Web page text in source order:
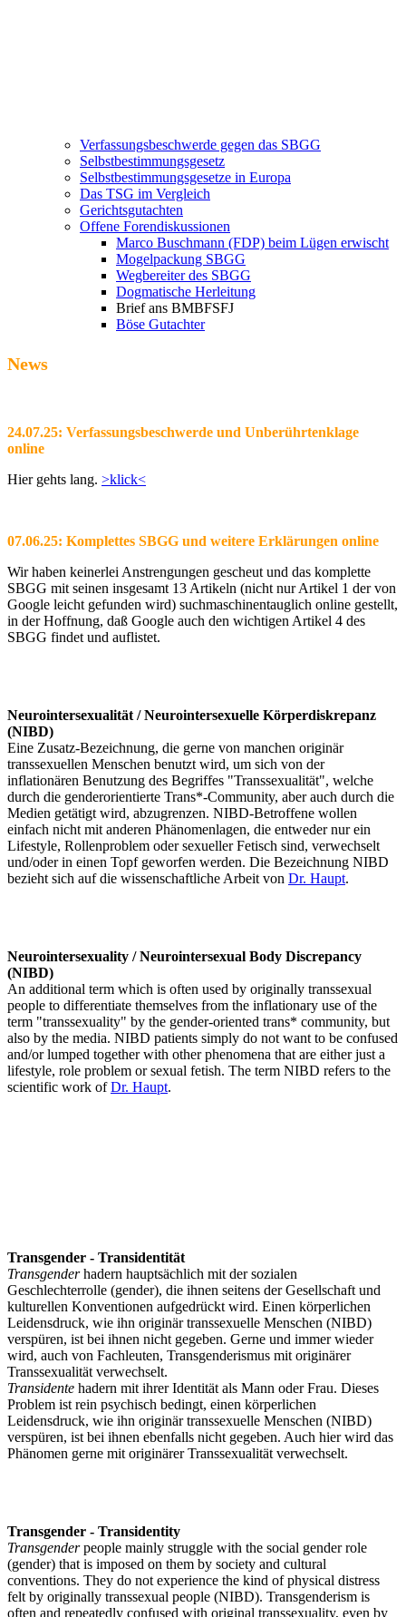
Verfassungsbeschwerde gegen das SBGG
Selbstbestimmungsgesetz
Selbstbestimmungsgesetze in Europa
Das TSG im Vergleich
Gerichtsgutachten
Offene Forendiskussionen
Marco Buschmann (FDP) beim Lügen erwischt
Mogelpackung SBGG
Wegbereiter des SBGG
Dogmatische Herleitung
Brief ans BMBFSFJ
Böse Gutachter
News
24.07.25: Verfassungsbeschwerde und Unberührtenklage
online
Hier gehts lang. >klick<
07.06.25: Komplettes SBGG und weitere Erklärungen online
Wir haben keinerlei Anstrengungen gescheut und das komplette
SBGG mit seinen insgesamt 13 Artikeln (nicht nur Artikel 1 der von
Google leicht gefunden wird) suchmaschinentauglich online gestellt,
in der Hoffnung, daß Google auch den wichtigen Artikel 4 des
SBGG findet und auflistet.
Neurointersexualität / Neurointersexuelle Körperdiskrepanz
(NIBD)
Eine Zusatz-Bezeichnung, die gerne von manchen originär
transsexuellen Menschen benutzt wird, um sich von der
inflationären Benutzung des Begriffes "Transsexualität", welche
durch die genderorientierte Trans*-Community, aber auch durch die
Medien getätigt wird, abzugrenzen. NIBD-Betroffene wollen
einfach nicht mit anderen Phänomenlagen, die entweder nur ein
Lifestyle, Rollenproblem oder sexueller Fetisch sind, verwechselt
und/oder in einen Topf geworfen werden. Die Bezeichnung NIBD
bezieht sich auf die wissenschaftliche Arbeit von Dr. Haupt.
Neurointersexuality / Neurointersexual Body Discrepancy
(NIBD)
An additional term which is often used by originally transsexual
people to differentiate themselves from the inflationary use of the
term "transsexuality" by the gender-oriented trans* community, but
also by the media. NIBD patients simply do not want to be confused
and/or lumped together with other phenomena that are either just a
lifestyle, role problem or sexual fetish. The term NIBD refers to the
scientific work ofDr. Haupt.
Transgender - Transidentität
Transgenderhadern hauptsächlich mit der sozialen
Geschlechterrolle (gender), die ihnen seitens der Gesellschaft und
kulturellen Konventionen aufgedrückt wird. Einen körperlichen
Leidensdruck, wie ihn originär transsexuelle Menschen (NIBD)
verspüren, ist bei ihnen nicht gegeben. Gerne und immer wieder
wird, auch von Fachleuten, Transgenderismus mit originärer
Transsexualität verwechselt.
Transidente hadern mit ihrer Identität als Mann oder Frau. Dieses
Problem ist rein psychisch bedingt, einen körperlichen
Leidensdruck, wie ihn originär transsexuelle Menschen (NIBD)
verspüren, ist bei ihnen ebenfalls nicht gegeben. Auch hier wird das
Phänomen gerne mit originärer Transsexualität verwechselt.
Transgender - Transidentity
Transgenderpeople mainly struggle with the social gender role
(gender) that is imposed on them by society and cultural
conventions. They do not experience the kind of physical distress
felt by originally transsexual people (NIBD). Transgenderism is
often and repeatedly confused with original transsexuality, even by